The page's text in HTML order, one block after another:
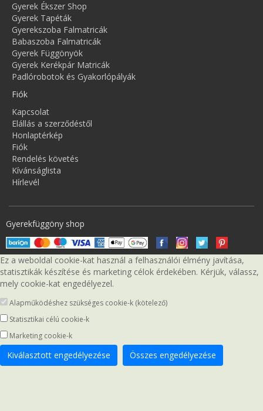
Gyerek Ékszer Shop
Gyerek Tapéták
Gyerekszoba Falmatricák
Babaszoba Falmatricák
Gyerek Függönyök
Gyerek Kerékpár Matricák
Padlórobotok és Gyakorlópályák
Fiók
Kapcsolat
Elállás a szerződéstől
Honlaptérkép
Fiók
Rendelés követés
Kívánságlista
Hírlevél
Gyerekfüggöny shop
Ez a weboldal cookie-kat használ a felhasználói élmény javítása,
statisztikák készítése és marketing célok érdekében. Kérjük, válassz,
mely cookie-kat engedélyezel.
Alapműködéshez szükséges cookie-k (kötelező)
Statisztikai célú cookie-k
Marketing cookie-k
Kiválasztott engedélyezése Összes engedélyezése